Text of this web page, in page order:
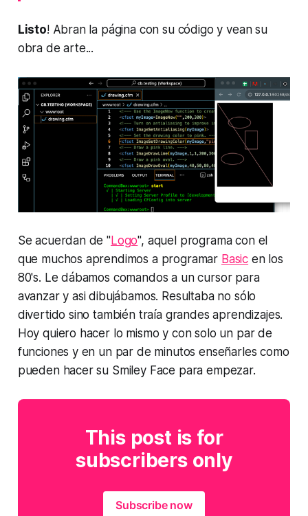
Listo! Abran la página con su código y vean su
obra de arte...
Se acuerdan de "Logo", aquel programa con el
que muchos aprendimos a programar Basic en los
80's. Le dábamos comandos a un cursor para
avanzar y asi dibujábamos. Resultaba no sólo
divertido sino también traía grandes aprendizajes.
Hoy quiero hacer lo mismo y con solo un par de
funciones y en un par de minutos enseñarles como
pueden hacer su Smiley Face para empezar.
This post is for
subscribers only
Subscribe now